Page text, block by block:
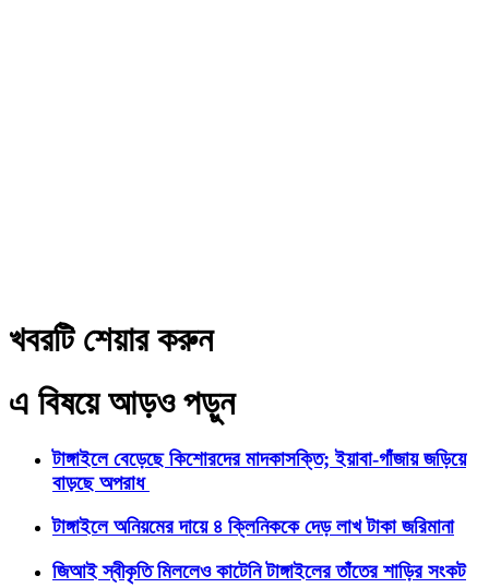
খবরটি শেয়ার করুন
এ বিষয়ে আড়ও পড়ুন
টাঙ্গাইলে বেড়েছে কিশোরদের মাদকাসক্তি; ইয়াবা-গাঁজায় জড়িয়ে
বাড়ছে অপরাধ
টাঙ্গাইলে অনিয়মের দায়ে ৪ ক্লিনিককে দেড় লাখ টাকা জরিমানা
জিআই স্বীকৃতি মিললেও কাটেনি টাঙ্গাইলের তাঁতের শাড়ির সংকট